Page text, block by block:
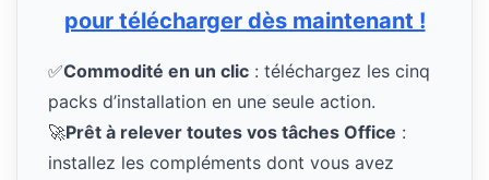
pour télécharger dès maintenant !
✅Commodité en un clic : téléchargez les cinq
packs d’installation en une seule action.
🚀Prêt à relever toutes vos tâches Office :
installez les compléments dont vous avez